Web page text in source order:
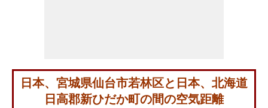
日本、宮城県仙台市若林区と日本、北海道
日高郡新ひだか町の間の空気距離